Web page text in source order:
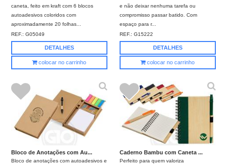
caneta, feito em kraft com 6 blocos
autoadesivos coloridos com
aproximadamente 20 folhas...
REF.:G05049
DETALHES
colocar no carrinho
e não deixar nenhuma tarefa ou
compromisso passar batido. Com
espaço para r...
REF.:G15222
DETALHES
colocar no carrinho
Bloco de Anotações com Au...
Bloco de anotações com autoadesivos e
Caderno Bambu com Caneta ...
Perfeito para quem valoriza